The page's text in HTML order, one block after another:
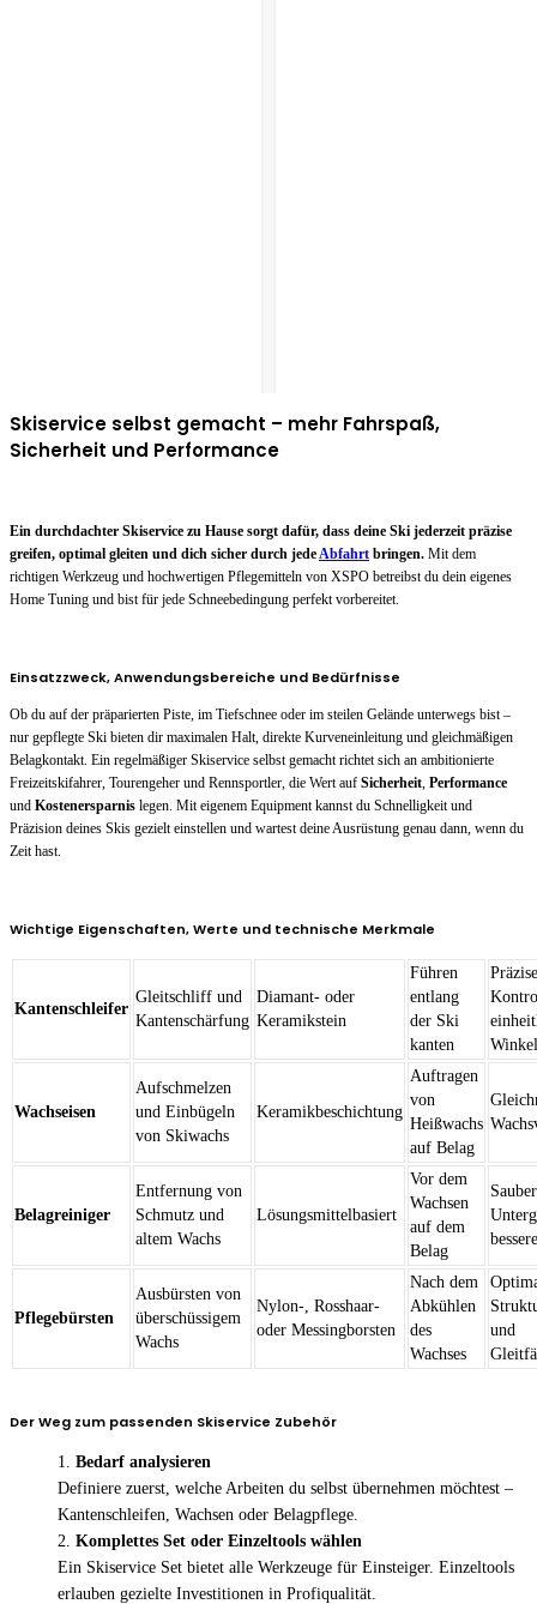
Skiservice selbst gemacht – mehr Fahrspaß,
Sicherheit und Performance
Ein durchdachter Skiservice zu Hause sorgt dafür, dass deine Ski jederzeit präzise
greifen, optimal gleiten und dich sicher durch jedeAbfahrt bringen. Mit dem
richtigen Werkzeug und hochwertigen Pflegemitteln von XSPO betreibst du dein eigenes
Home Tuning und bist für jede Schneebedingung perfekt vorbereitet.
Einsatzzweck, Anwendungsbereiche und Bedürfnisse
Ob du auf der präparierten Piste, im Tiefschnee oder im steilen Gelände unterwegs bist –
nur gepflegte Ski bieten dir maximalen Halt, direkte Kurveneinleitung und gleichmäßigen
Belagkontakt. Ein regelmäßiger Skiservice selbst gemacht richtet sich an ambitionierte
Freizeitskifahrer, Tourengeher und Rennsportler, die Wert auf Sicherheit, Performance
und Kostenersparnis legen. Mit eigenem Equipment kannst du Schnelligkeit und
Präzision deines Skis gezielt einstellen und wartest deine Ausrüstung genau dann, wenn du
Zeit hast.
Wichtige Eigenschaften, Werte und technische Merkmale
Kantenschleifer
Gleitschliff und
Kantenschärfung
Diamant- oder
Keramikstein
Führen
entlang
der Ski
kanten
Präzise
Winkel
Wachseisen
Aufschmelzen
und Einbügeln
von Skiwachs
Keramikbeschichtung
Auftragen
von
Heißwachs
auf Belag
Belagreiniger
Entfernung von
Schmutz und
altem Wachs
Lösungsmittelbasiert
Vor dem
Wachsen
auf dem
Belag
Pflegebürsten
Ausbürsten von
überschüssigem
Wachs
Nylon-, Rosshaar-
oder Messingborsten
Nach dem
Abkühlen
des
Wachses
und
Der Weg zum passenden Skiservice Zubehör
Bedarf analysieren
Definiere zuerst, welche Arbeiten du selbst übernehmen möchtest –
Kantenschleifen, Wachsen oder Belagpflege.
Komplettes Set oder Einzeltools wählen
Ein Skiservice Set bietet alle Werkzeuge für Einsteiger. Einzeltools
erlauben gezielte Investitionen in Profiqualität.